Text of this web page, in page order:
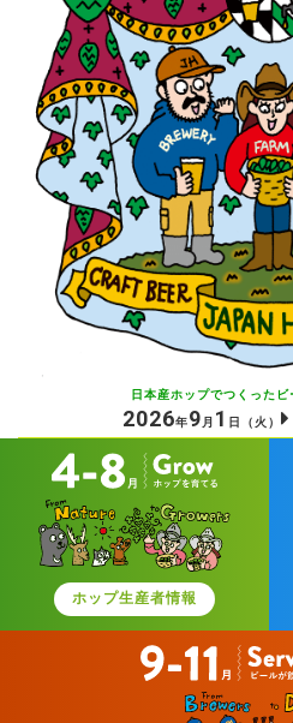
日本産ホップでつくったビ
2026年9月 1 日 （火）
ホップ生産者情報